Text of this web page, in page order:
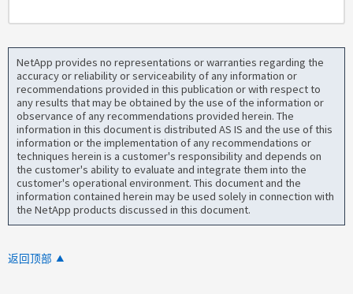
NetApp provides no representations or warranties regarding the
accuracy or reliability or serviceability of any information or
recommendations provided in this publication or with respect to
any results that may be obtained by the use of the information or
observance of any recommendations provided herein. The
information in this document is distributed AS IS and the use of this
information or the implementation of any recommendations or
techniques herein is a customer's responsibility and depends on
the customer's ability to evaluate and integrate them into the
customer's operational environment. This document and the
information contained herein may be used solely in connection with
the NetApp products discussed in this document.
返回顶部